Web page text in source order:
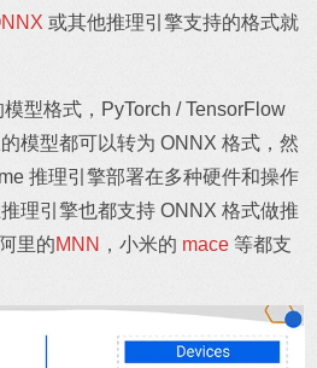
或其他推理引擎支持的格式就
型格式，PyTorch / TensorFlow
模型都可以转为 ONNX 格式，然
推理引擎部署在多种硬件和操作
理引擎也都支持 ONNX 格式做推
阿里的MNN ，小米的 mace 等都支